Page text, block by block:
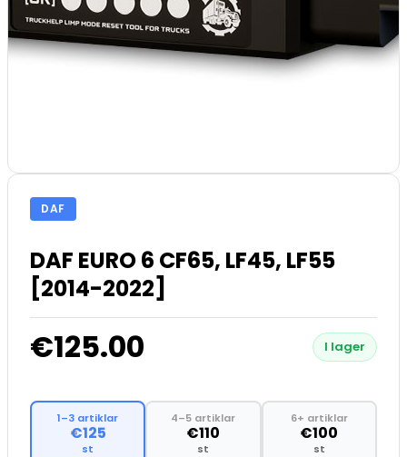
DAF
DAF EURO 6 CF65, LF45, LF55
[2014-2022]
€125.00 I lager
1–3 artiklar
€125
st
4–5 artiklar
€110
st
6+ artiklar
€100
st